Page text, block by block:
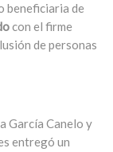
beneficiaria de
con el firme
de personas
García Canelo y
entregó un